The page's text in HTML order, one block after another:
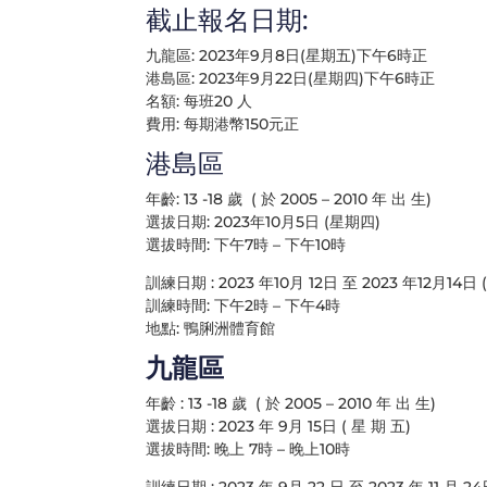
截止報名日期:
九龍區: 2023年9月8日(星期五)下午6時正
港島區: 2023年9月22日(星期四)下午6時正
名額: 每班20 人
費用: 每期港幣150元正
港島區
年齡: 13 -18 歲 ( 於 2005 – 2010 年 出 生)
選拔日期: 2023年10月5日 (星期四)
選拔時間: 下午7時 – 下午10時
訓練日期 : 2023 年10月 12日 至 2023 年12月14日
訓練時間: 下午2時 – 下午4時
地點: 鴨脷洲體育館
九龍區
年齡 : 13 -18 歲 ( 於 2005 – 2010 年 出 生)
選拔日期 : 2023 年 9月 15日 ( 星 期 五)
選拔時間: 晚上 7時 – 晚上10時